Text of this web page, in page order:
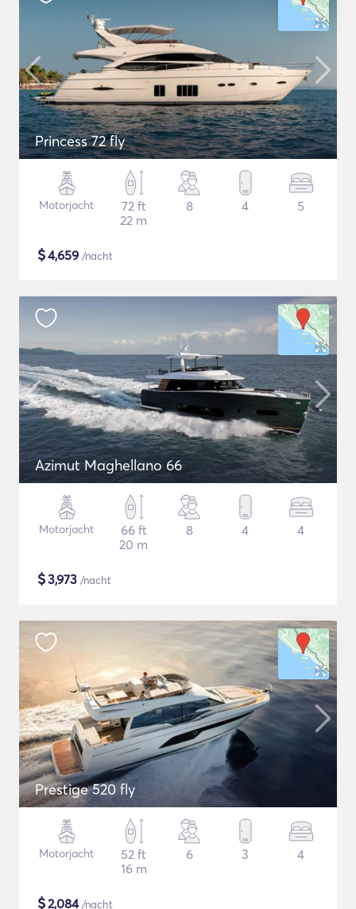
Princess 72 fly
Motorjacht
72 ft
22 m
8 4 5
$4,659 /nacht
Azimut Maghellano 66
Motorjacht
66 ft
20 m
8 4 4
$3,973 /nacht
Prestige 520 fly
Motorjacht
52 ft
16 m
6 3 4
$2,084/nacht